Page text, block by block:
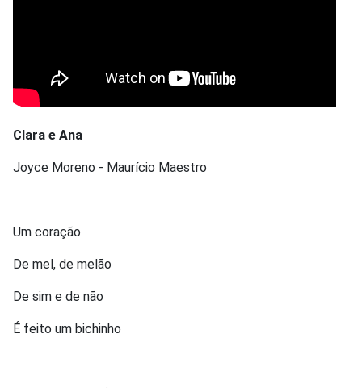
Clara e Ana
Joyce Moreno - Maurício Maestro
Um coração
De mel, de melão
De sim e de não
É feito um bichinho